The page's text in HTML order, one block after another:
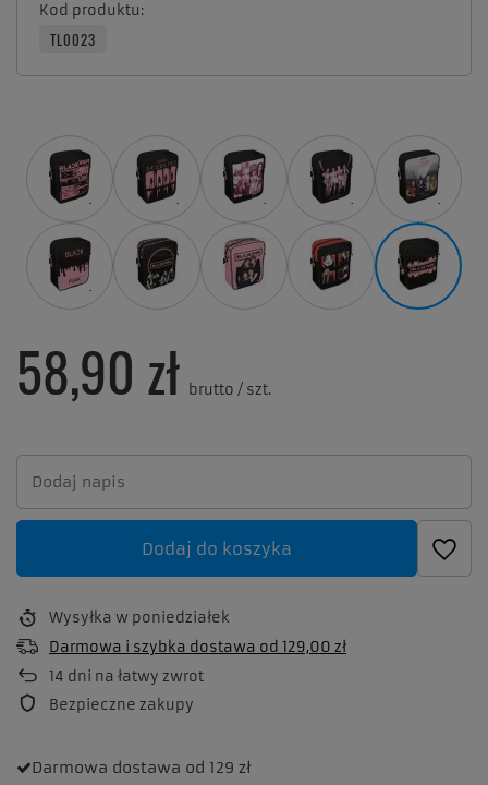
Kod produktu
TL0023
58,90 zł brutto / szt.
Dodaj do koszyka
Wysyłka w poniedziałek
Darmowa i szybka dostawa od 129,00 zł
14 dni na łatwy zwrot
Bezpieczne zakupy
Darmowa dostawa od 129 zł